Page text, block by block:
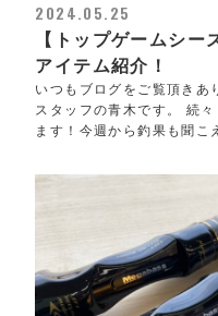
2024.05.25
【トップゲームシー
アイテム紹介！
いつもブログをご覧頂きあ
スタッフの青木です。 続
ます！今週から釣果も聞こ